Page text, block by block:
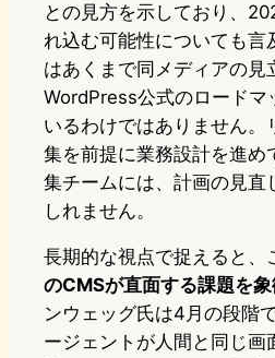
との見方を示しており、
れ込む可能性についても言
はあくまで同メディアの見
WordPress公式のロードマ
いるわけではありません。
集を前提に業務設計を進め
集チームには、計画の見直
しれません。
長期的な視点で捉えると、
のCMSが直面する課題を
ンウェッグ氏は4月の段階
ージェントが人間と同じ画